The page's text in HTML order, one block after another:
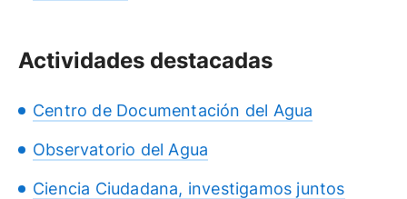
Actividades destacadas
Centro de Documentación del Agua
Observatorio del Agua
Ciencia Ciudadana, investigamos juntos